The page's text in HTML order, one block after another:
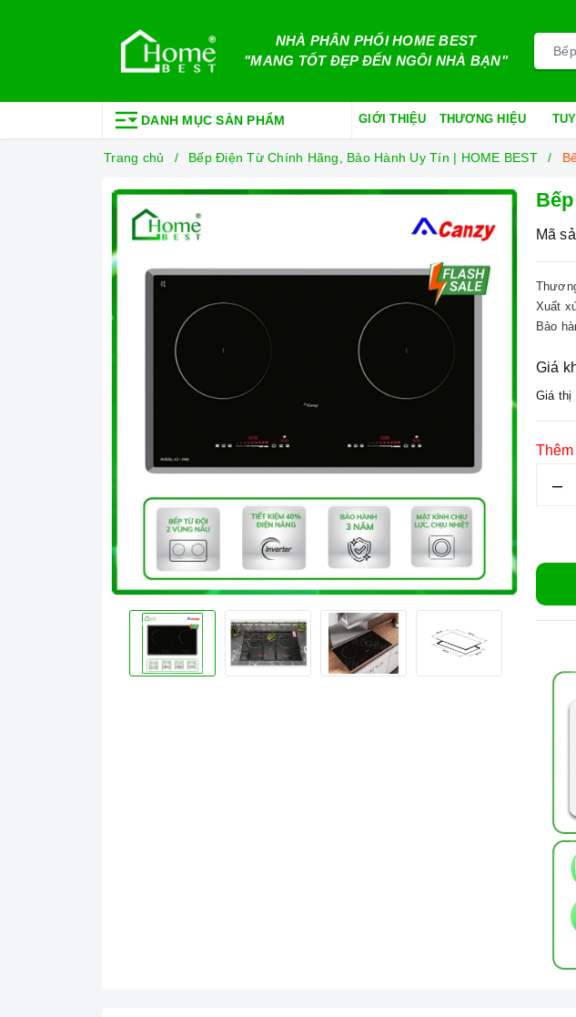
NHÀ PHÂN PHỐI HOME BEST
"MANG TỐT ĐẸP ĐẾN NGÔI NHÀ BẠN"
DANH MỤC SẢN PHẨM GIỚI THIỆU THƯƠNG HIỆU
Trang chủ Bếp Điện Từ Chính Hãng, Bảo Hành Uy Tín | HOME BEST
Mã
Xuất
Bảo
Giá
Giá thị
–